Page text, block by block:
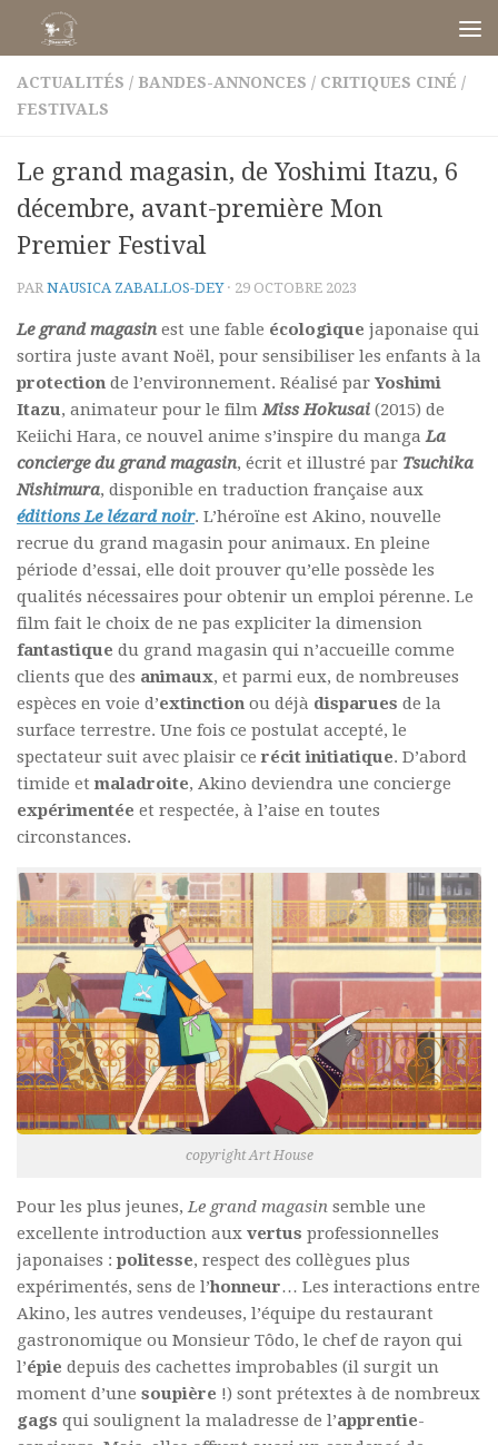
Skip to content
ACTUALITÉS / BANDES-ANNONCES / CRITIQUES CINÉ /
FESTIVALS
Le grand magasin, de Yoshimi Itazu, 6
décembre, avant-première Mon
Premier Festival
PAR NAUSICA ZABALLOS-DEY · 29 OCTOBRE 2023
Le grand magasin est une fable écologique japonaise qui
sortira juste avant Noël, pour sensibiliser les enfants à la
protection de l’environnement. Réalisé par Yoshimi
Itazu, animateur pour le filmMiss Hokusai (2015) de
Keiichi Hara, ce nouvel anime s’inspire du mangaLa
concierge du grand magasin, écrit et illustré par Tsuchika
Nishimura, disponible en traduction française aux
éditions Le lézard noir. L’héroïne est Akino, nouvelle
recrue du grand magasin pour animaux. En pleine
période d’essai, elle doit prouver qu’elle possède les
qualités nécessaires pour obtenir un emploi pérenne. Le
film fait le choix de ne pas expliciter la dimension
fantastique du grand magasin qui n’accueille comme
clients que des animaux, et parmi eux, de nombreuses
espèces en voie d’extinction ou déjà disparues de la
surface terrestre. Une fois ce postulat accepté, le
spectateur suit avec plaisir cerécit initiatique. D’abord
timide etmaladroite, Akino deviendra une concierge
expérimentée et respectée, à l’aise en toutes
circonstances.
copyright Art House
Pour les plus jeunes,Le grand magasin semble une
excellente introduction aux vertus professionnelles
japonaises : politesse, respect des collègues plus
expérimentés, sens de l’honneur… Les interactions entre
Akino, les autres vendeuses, l’équipe du restaurant
gastronomique ou Monsieur Tôdo, le chef de rayon qui
l’épie depuis des cachettes improbables (il surgit un
moment d’une soupière !) sont prétextes à de nombreux
gags qui soulignent la maladresse de l’apprentie-